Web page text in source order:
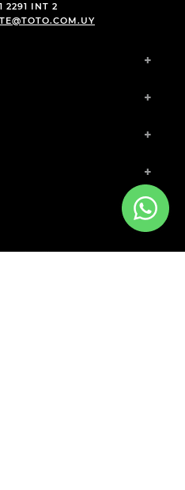
2291 INT 2
+
+
+
+